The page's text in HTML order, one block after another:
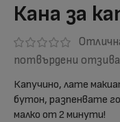
Кана за
потвърдени отзива
Капучино, лате
бутон, разпенвате
малко от 2 минути!